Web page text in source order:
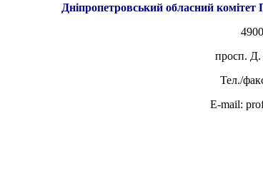
Дніпропетровський обласний комітет
просп. Д.
Тел./
E-mail: